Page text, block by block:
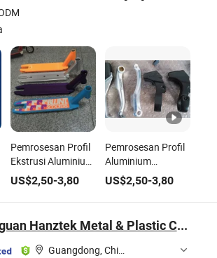
Pemrosesan Profil
Ekstrusi Aluminium
Pembalikan
Penempaan
Pencetakan
Aksesori Sepeda
Aluminium
US$2,50-3,80
Pemrosesan Profil
Aluminium
Pembalikan
Penempaan
Pengeboran
Aksesori / Bagian
Sepeda Aluminium
OEM
US$2,50-3,80
Dongguan Hanztek Metal & Plastic Co., Ltd.
Guangdong, China